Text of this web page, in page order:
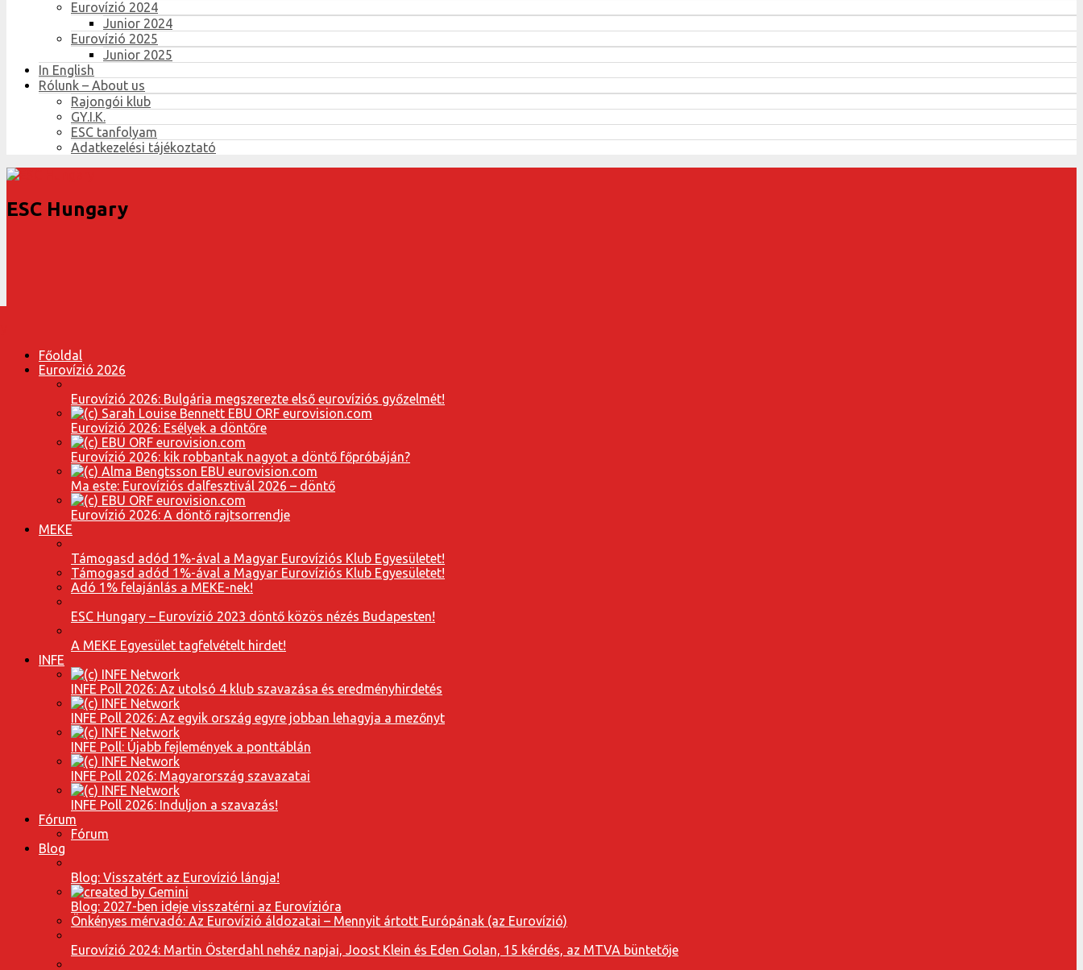
Eurovízió 2024
Junior 2024
Eurovízió 2025
Junior 2025
In English
Rólunk – About us
Rajongói klub
GY.I.K.
ESC tanfolyam
Adatkezelési tájékoztató
ESC Hungary
Főoldal
Eurovízió 2026
Eurovízió 2026: Bulgária megszerezte első eurovíziós győzelmét!
Eurovízió 2026: Esélyek a döntőre
Eurovízió 2026: kik robbantak nagyot a döntő főpróbáján?
Ma este: Eurovíziós dalfesztivál 2026 – döntő
Eurovízió 2026: A döntő rajtsorrendje
MEKE
Támogasd adód 1%-ával a Magyar Eurovíziós Klub Egyesületet!
Támogasd adód 1%-ával a Magyar Eurovíziós Klub Egyesületet!
Adó 1% felajánlás a MEKE-nek!
ESC Hungary – Eurovízió 2023 döntő közös nézés Budapesten!
A MEKE Egyesület tagfelvételt hirdet!
INFE
INFE Poll 2026: Az utolsó 4 klub szavazása és eredményhirdetés
INFE Poll 2026: Az egyik ország egyre jobban lehagyja a mezőnyt
INFE Poll: Újabb fejlemények a ponttáblán
INFE Poll 2026: Magyarország szavazatai
INFE Poll 2026: Induljon a szavazás!
Fórum
Fórum
Blog
Blog: Visszatért az Eurovízió lángja!
Blog: 2027-ben ideje visszatérni az Eurovízióra
Önkényes mérvadó: Az Eurovízió áldozatai – Mennyit ártott Európának (az Eurovízió)
Eurovízió 2024: Martin Österdahl nehéz napjai, Joost Klein és Eden Golan, 15 kérdés, az MTVA büntetője